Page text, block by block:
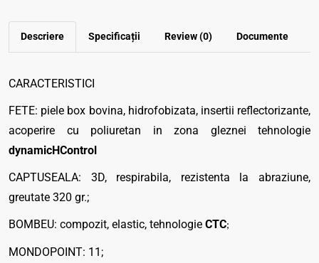
Descriere Specificații Review (0) Documente
CARACTERISTICI
FETE: piele box bovina, hidrofobizata, insertii reflectorizante,
acoperire cu poliuretan in zona gleznei tehnologie
dynamicHControl
CAPTUSEALA: 3D, respirabila, rezistenta la abraziune,
greutate 320 gr.;
BOMBEU: compozit, elastic, tehnologie CTC;
MONDOPOINT: 11;